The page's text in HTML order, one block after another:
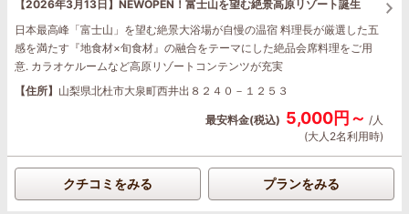
【2026年3月13日】NEWOPEN！富士山を望む絶景高原リゾート誕生
日本最高峰「富士山」を望む絶景大浴場が自慢の温宿 料理長が厳選した五
感を満たす『地食材×旬食材』の融合をテーマにした絶品会席料理をご用
意. カラオケルームなど高原リゾートコンテンツが充実
【住所】 山梨県北杜市大泉町西井出８２４０－１２５３
最安料金(税込) 5,000円～ /人
(大人2名利用時)
クチコミをみる プランをみる